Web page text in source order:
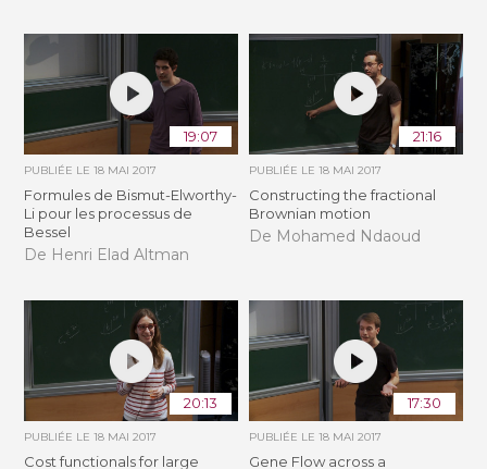
19:07
PUBLIÉE LE18 MAI 2017
Formules de Bismut-Elworthy-
Li pour les processus de
Bessel
De Henri Elad Altman
21:16
PUBLIÉE LE 18 MAI 2017
Constructing the fractional
Brownian motion
De Mohamed Ndaoud
20:13
PUBLIÉE LE18 MAI 2017
Cost functionals for large
17:30
PUBLIÉE LE 18 MAI 2017
Gene Flow across a